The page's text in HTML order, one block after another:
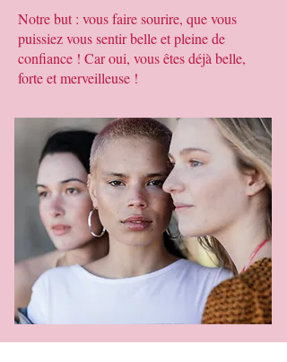
Notre but : vous faire sourire, que vous
puissiez vous sentir belle et pleine de
confiance ! Car oui, vous êtes déjà belle,
forte et merveilleuse !